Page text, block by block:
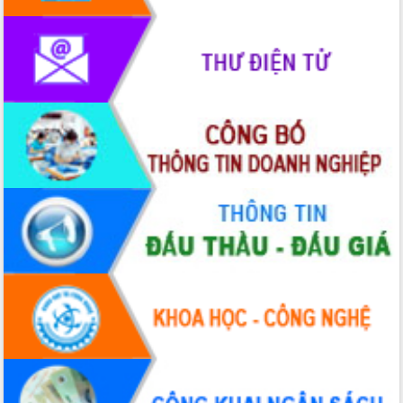
Rà soát, hoàn thiện hệ thống thiết chế
văn hóa, thể thao đáp ứng yêu cầu
phát triển mới
Thường trực HĐND tỉnh Đắk Lắk gặp
mặt Đoàn chuyên gia y tế TP. Hồ Chí
Minh
Lễ truy điệu và an táng hài cốt liệt sĩ
tại Nghĩa trang Liệt sĩ xã Sơn Hòa
Bàn giải pháp tháo gỡ khó khăn trong
xuất khẩu sầu riêng và triển khai quy
định EUDR
Thứ trưởng Bộ Nông nghiệp và Môi
trường Nguyễn Hoàng Hiệp khảo sát
vùng trồng và doanh nghiệp đóng gói
sầu riêng tại Đắk Lắk
Trình diễn nghệ thuật chế biến các
món ăn từ sầu riêng
Đắk Lắk công bố Quy hoạch và xúc
tiến đầu tư tỉnh
Ngành cá ngừ Đắk Lắk chủ động thích